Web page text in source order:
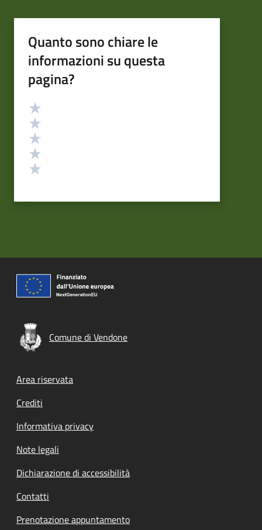
Quanto sono chiare le
informazioni su questa
pagina?
Valutazione
Comune di Vendone
Footer menu
Area riservata
Crediti
Informativa privacy
Note legali
Dichiarazione di accessibilità
Contatti
Prenotazione appuntamento